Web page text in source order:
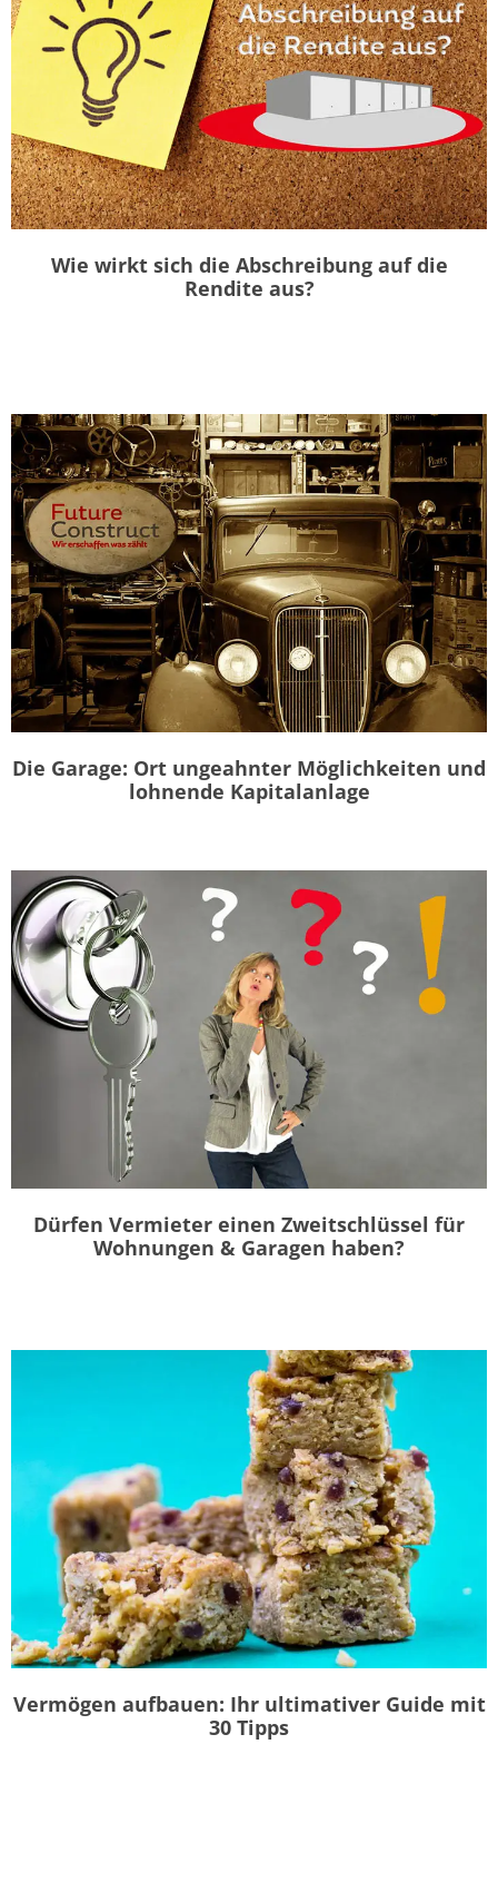
Wie wirkt sich die Abschreibung auf die
Rendite aus?
Die Garage: Ort ungeahnter Möglichkeiten und
lohnende Kapitalanlage
Dürfen Vermieter einen Zweitschlüssel für
Wohnungen & Garagen haben?
Vermögen aufbauen: Ihr ultimativer Guide mit
30 Tipps